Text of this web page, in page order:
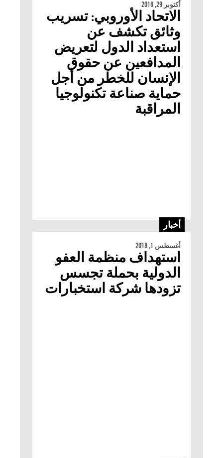
أكتوبر 29, 2018
الاتحاد الأوروبي: تسريب
وثائق تكشف عن
استعداد الدول لتعريض
المدافعين عن حقوق
الإنسان للخطر من أجل
حماية صناعة تكنولوجيا
المراقبة
أخبار
أغسطس 1, 2018
استهداف منظمة العفو
الدولية بحملة تجسس
تزودها شركة استخبارات